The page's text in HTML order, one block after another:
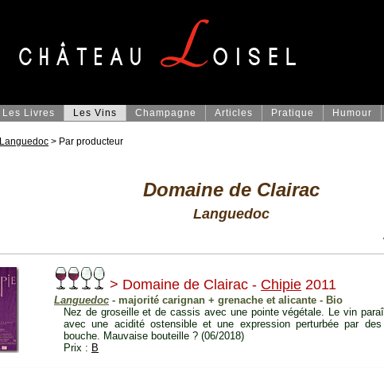
Les Livres Les Vins Champagne Articles Pratique Humour
Languedoc > Par producteur
Domaine de Clairac
Languedoc
> Domaine de Clairac - Chipie 2011
Languedoc - majorité carignan + grenache et alicante - Bio
Nez de groseille et de cassis avec une pointe végétale. Le vin
avec une acidité ostensible et une expression perturbée par
bouche. Mauvaise bouteille ? (06/2018)
Prix : B